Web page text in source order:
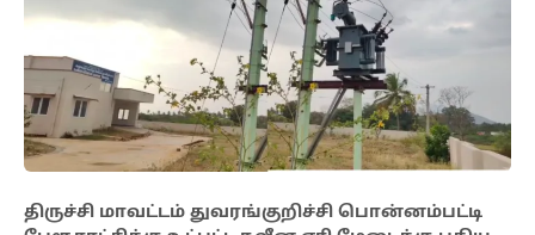
திருச்சி மாவட்டம் துவரங்குறிச்சி பொன்னம்பட்டி